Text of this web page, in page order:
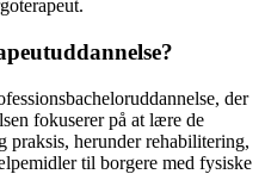
der
fokuserer på at lære de
praksis, herunder rehabilitering,
til borgere med fysiske